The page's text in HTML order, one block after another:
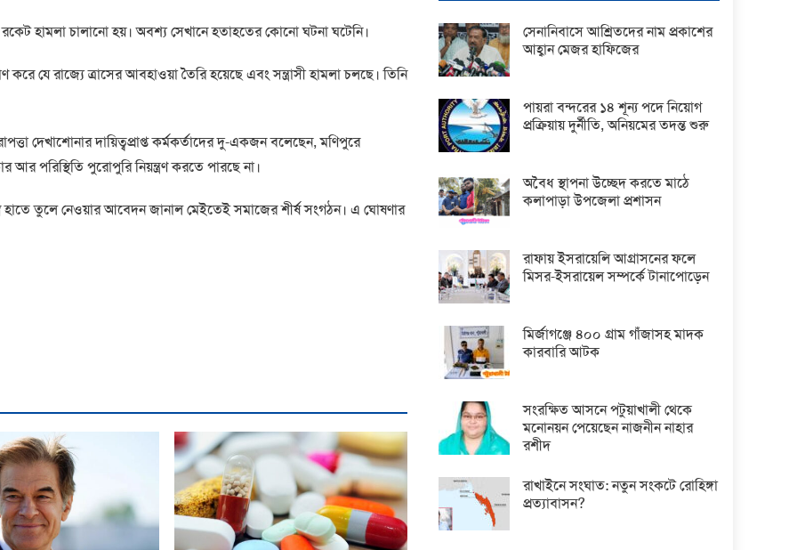
হামলা চালানো হয়। অবশ্য সেখানে হতাহতের কোনো ঘটনা ঘটেনি।
করে যে রাজ্যে ত্রাসের আবহাওয়া তৈরি হয়েছে এবং সন্ত্রাসী হামলা চলছে। তিনি
দেখাশোনার দায়িত্বপ্রাপ্ত কর্মকর্তাদের দু-একজন বলেছেন, মণিপুরে
আর পরিস্থিতি পুরোপুরি নিয়ন্ত্রণ করতে পারছে না।
হাতে তুলে নেওয়ার আবেদন জানাল মেইতেই সমাজের শীর্ষ সংগঠন। এ ঘোষণার
সেনানিবাসে আশ্রিতদের নাম প্রকাশের
আহ্বান মেজর হাফিজের
পায়রা বন্দরের ১৪ শূন্য পদে নিয়োগ
প্রক্রিয়ায় দুর্নীতি, অনিয়মের তদন্ত শুরু
অবৈধ স্থাপনা উচ্ছেদ করতে মাঠে
কলাপাড়া উপজেলা প্রশাসন
রাফায় ইসরায়েলি আগ্রাসনের ফলে
মিসর-ইসরায়েল সম্পর্কে টানাপোড়েন
মির্জাগঞ্জে ৪০০ গ্রাম গাঁজাসহ মাদক
কারবারি আটক
সংরক্ষিত আসনে পটুয়াখালী থেকে
মনোনয়ন পেয়েছেন নাজনীন নাহার
রশীদ
রাখাইনে সংঘাত: নতুন সংকটে রোহিঙ্গা
প্রত্যাবাসন?